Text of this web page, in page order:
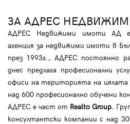
ЗА АДРЕС
АДРЕС Недвижими имоти АД е
агенция за недвижими имоти в
през 1993г., АДРЕС постоянно
днес предлага професионални
офиси на територията на
над 600 професионално обучени
АДРЕС е част от Realto Group .
консултантски компании с над